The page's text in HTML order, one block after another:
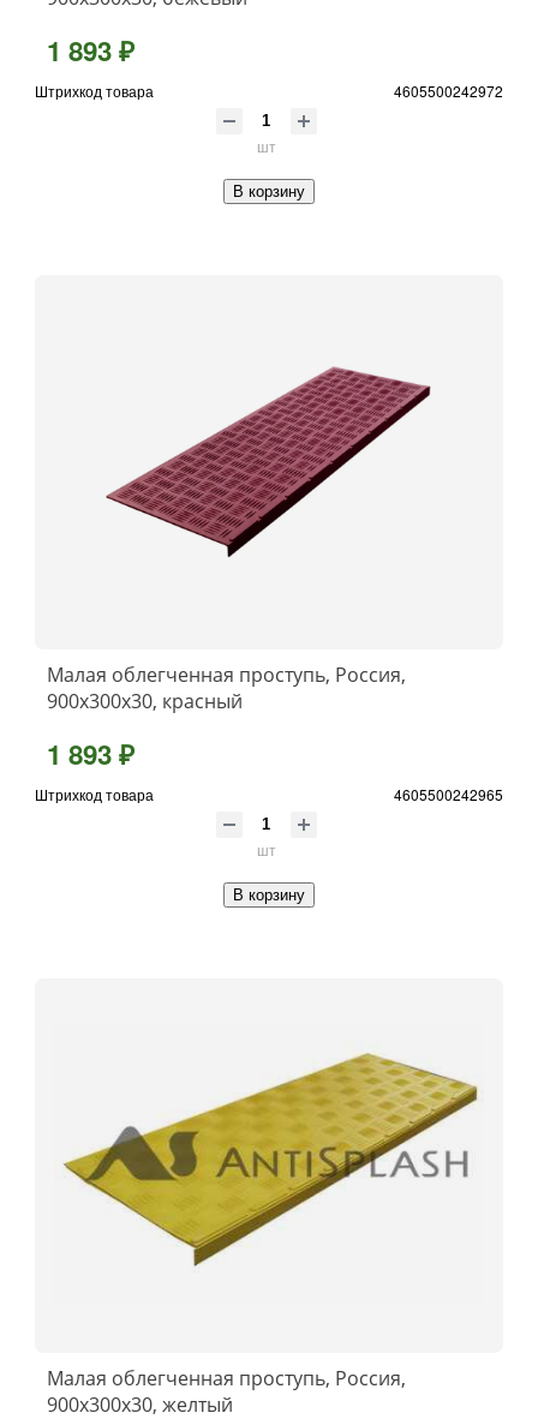
1 893 ₽
Штрихкод товара 4605500242972
шт
В корзину
Малая облегченная проступь, Россия,
900x300x30, красный
1 893 ₽
Штрихкод товара 4605500242965
шт
В корзину
Малая облегченная проступь, Россия,
900x300x30, желтый